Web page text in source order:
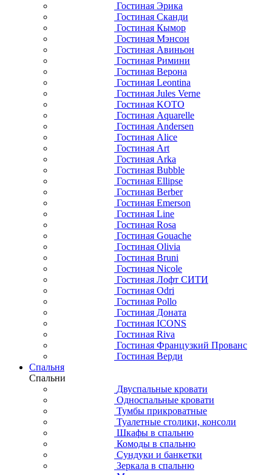
Гостиная Эрика
Гостиная Сканди
Гостиная Кымор
Гостиная Мэнсон
Гостиная Авиньон
Гостиная Римини
Гостиная Верона
Гостиная Leontina
Гостиная Jules Verne
Гостиная KOTO
Гостиная Aquarelle
Гостиная Andersen
Гостиная Alice
Гостиная Art
Гостиная Arka
Гостиная Bubble
Гостиная Ellipse
Гостиная Berber
Гостиная Emerson
Гостиная Line
Гостиная Rosa
Гостиная Gouache
Гостиная Olivia
Гостиная Bruni
Гостиная Nicole
Гостиная Лофт СИТИ
Гостиная Odri
Гостиная Pollo
Гостиная Доната
Гостиная ICONS
Гостиная Riva
Гостиная Французкий Прованс
Гостиная Верди
Спальня
Спальни
Двуспальные кровати
Односпальные кровати
Тумбы прикроватные
Туалетные столики, консоли
Шкафы в спальню
Комоды в спальню
Сундуки и банкетки
Зеркала в спальню